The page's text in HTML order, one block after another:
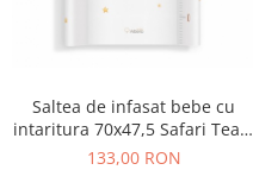
Sac de dormit 130 cm
Sac de dormit 140 cm
Sac de dormit tineret
Saltele de infasat
Saltea de infasat bebe cu
intaritura 70x47,5 Safari Team
424
133,00 RON